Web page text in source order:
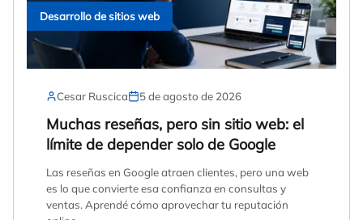
Desarrollo de sitios web
Cesar Ruscica 5 de agosto de 2026
Muchas reseñas, pero sin sitio web: el
límite de depender solo de Google
Las reseñas en Google atraen clientes, pero una web
es lo que convierte esa confianza en consultas y
ventas. Aprendé cómo aprovechar tu reputación